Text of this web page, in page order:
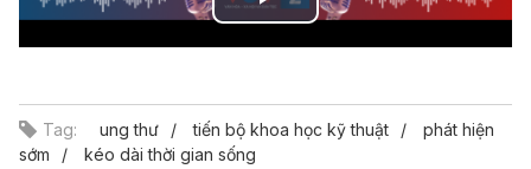
Play
Tag: ung thư tiến bộ khoa học kỹ thuật
phát hiện
sớm
kéo dài thời gian sống